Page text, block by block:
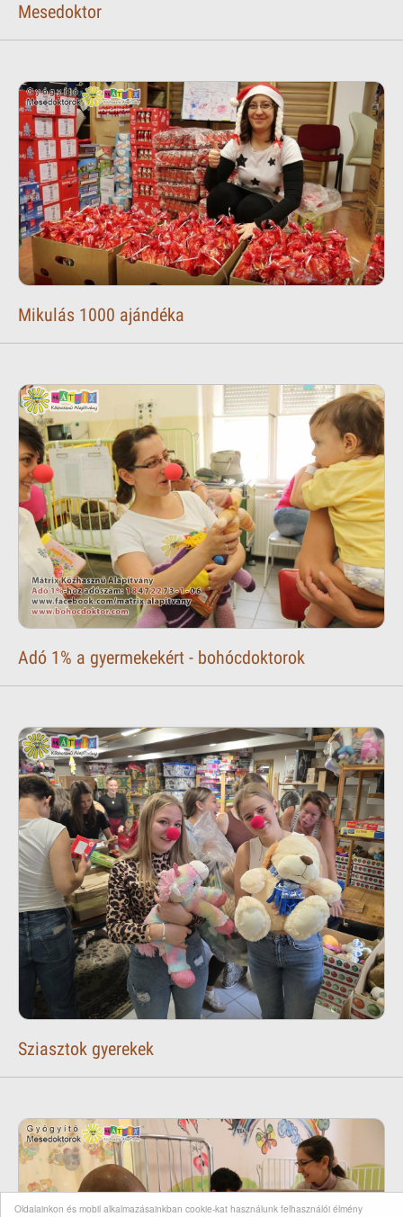
Oldalainkon és mobil alkalmazásainkban cookie-kat használunk felhasználói élmény
Mesedoktor
Mikulás 1000 ajándéka
Adó 1% a gyermekekért - bohócdoktorok
Sziasztok gyerekek